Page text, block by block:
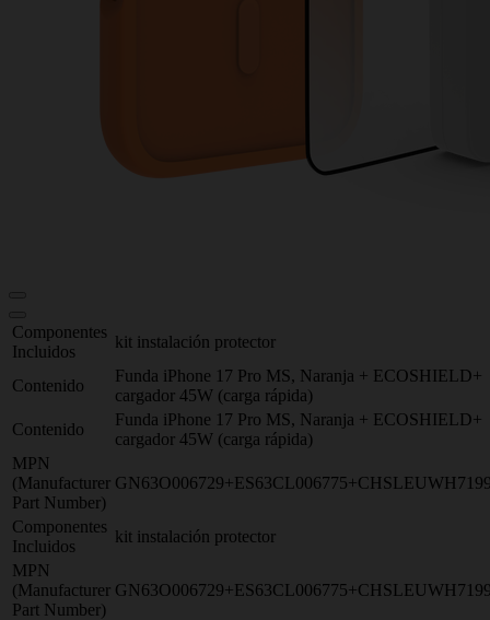
Componentes
Incluidos
kit instalación protector
Contenido
Funda iPhone 17 Pro MS, Naranja + ECOSHIELD+
cargador 45W (carga rápida)
Contenido
Funda iPhone 17 Pro MS, Naranja + ECOSHIELD+
cargador 45W (carga rápida)
MPN
(Manufacturer
Part Number)
Componentes
Incluidos
kit instalación protector
MPN
(Manufacturer
Part Number)